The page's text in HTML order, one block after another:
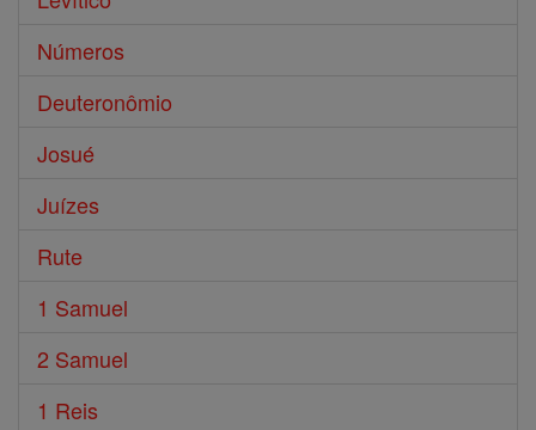
Números
Deuteronômio
Josué
Juízes
Rute
1 Samuel
2 Samuel
1 Reis